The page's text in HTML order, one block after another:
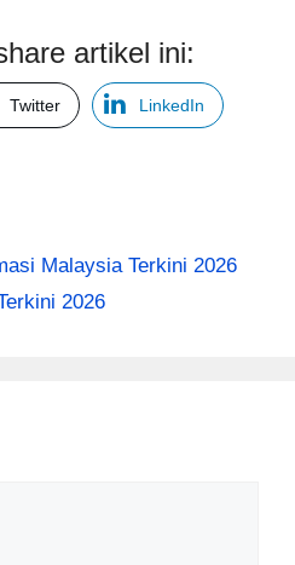
artikel ini:
Twitter LinkedIn
Malaysia Terkini 2026
2026